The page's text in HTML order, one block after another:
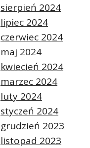
sierpień 2024
lipiec 2024
czerwiec 2024
maj 2024
kwiecień 2024
marzec 2024
luty 2024
styczeń 2024
grudzień 2023
listopad 2023